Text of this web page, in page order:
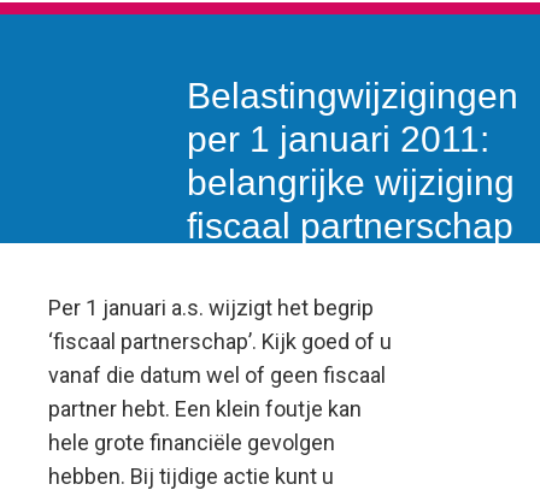
Belastingwijzigingen
per 1 januari 2011:
belangrijke wijziging
fiscaal partnerschap
Per 1 januari a.s. wijzigt het begrip
‘fiscaal partnerschap’. Kijk goed of u
vanaf die datum wel of geen fiscaal
partner hebt. Een klein foutje kan
hele grote financiële gevolgen
hebben. Bij tijdige actie kunt u